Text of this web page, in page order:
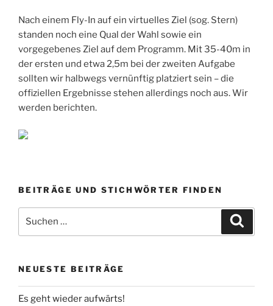
Nach einem Fly-In auf ein virtuelles Ziel (sog. Stern)
standen noch eine Qual der Wahl sowie ein
vorgegebenes Ziel auf dem Programm. Mit 35-40m in
der ersten und etwa 2,5m bei der zweiten Aufgabe
sollten wir halbwegs vernünftig platziert sein – die
offiziellen Ergebnisse stehen allerdings noch aus. Wir
werden berichten.
BEITRÄGE UND STICHWÖRTER FINDEN
nach:
NEUESTE BEITRÄGE
Es geht wieder aufwärts!